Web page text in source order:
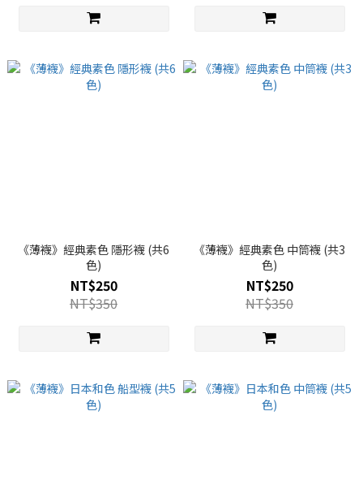
《薄襪》經典素色 隱形襪 (共6
色)
NT$250
NT$350
《薄襪》經典素色 中筒襪 (共3
色)
NT$250
NT$350